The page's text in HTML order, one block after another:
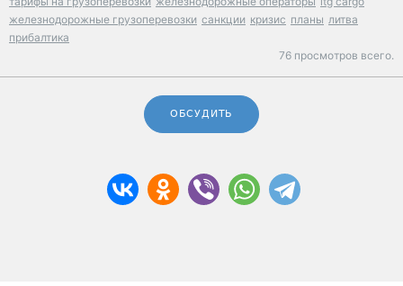
железнодорожные грузоперевозки санкции кризис планы литва
прибалтика
76 просмотров всего.
ОБСУДИТЬ